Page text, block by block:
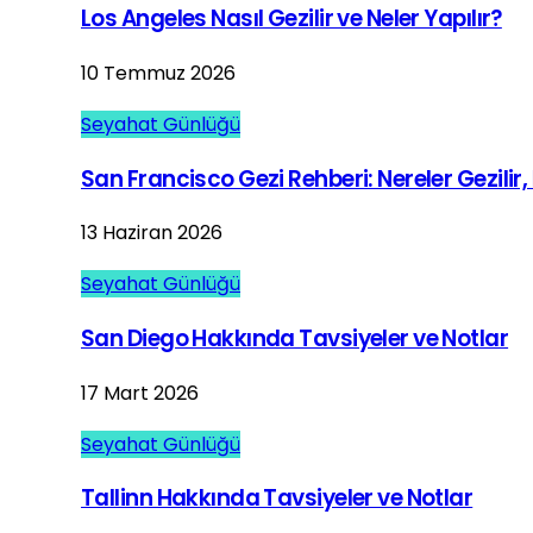
Los Angeles Nasıl Gezilir ve Neler Yapılır?
10 Temmuz 2026
Seyahat Günlüğü
San Francisco Gezi Rehberi: Nereler Gezilir,
13 Haziran 2026
Seyahat Günlüğü
San Diego Hakkında Tavsiyeler ve Notlar
17 Mart 2026
Seyahat Günlüğü
Tallinn Hakkında Tavsiyeler ve Notlar